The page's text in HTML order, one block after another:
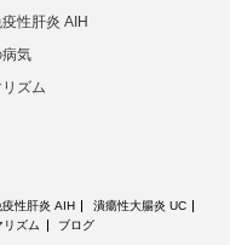
性肝炎 AIH
病気
リズム
疫性肝炎 AIH
潰瘍性大腸炎 UC
リズム ブログ